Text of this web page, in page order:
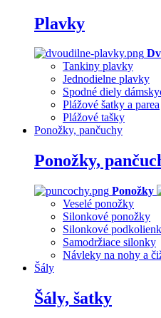
Plavky
Tankiny plavky
Jednodielne plavky
Spodné diely
Plážové šatky a parea
Plážové tašky
Ponožky, pančuchy
Ponožky,
Ponožky
Veselé ponožky
Silonkové ponožky
Silonkové
Samodržiace silonky
Návleky na nohy a
Šály
Šály, šatky